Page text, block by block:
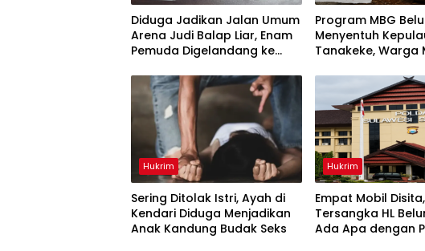
Diduga Jadikan Jalan Umum
Arena Judi Balap Liar, Enam
Pemuda Digelandang ke
Program MBG
Menyentuh
Tanakeke, Warga
Hukrim
Sering Ditolak Istri, Ayah di
Kendari Diduga Menjadikan
Anak Kandung Budak Seks
Hukrim
Empat Mobil Disita,
Tersangka HL
Ada Apa dengan